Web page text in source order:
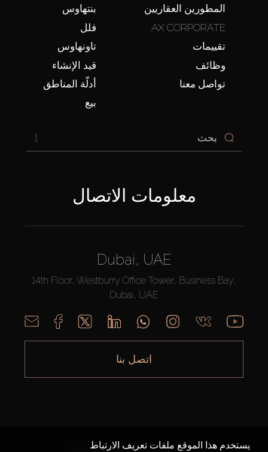
بنتهاوس
فلل
تاونهاوس
قيد الإنشاء
أدلّة المناطق
بيع
المطورين العقاريين
AX CORPORATE
تقييمات
وظائف
تواصل معنا
1
معلومات الاتصال
Dubai, UAE
14th Floor, Westburry Office Tower, Business Bay,
Dubai, UAE
اتصل بنا
AX CAPITAL ©2026 جميع الحقوق محفوظة
يستخدم هذا الموقع ملفات تعريف الارتباط